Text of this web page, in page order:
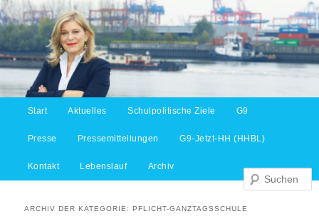
Zum Inhalt wechseln
Zum sekundären Inhalt wechseln
Start Aktuelles Schulpolitische Ziele G9
Presse Pressemitteilungen G9-Jetzt-HH (HHBL)
Kontakt Lebenslauf Archiv
ARCHIV DER KATEGORIE:PFLICHT-GANZTAGSSCHULE